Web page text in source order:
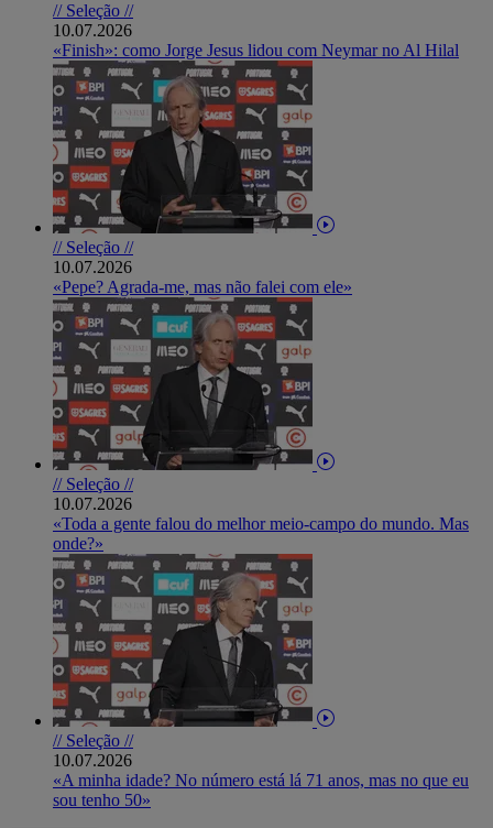
// Seleção //
10.07.2026
«Finish»: como Jorge Jesus lidou com Neymar no Al Hilal
// Seleção //
10.07.2026
«Pepe? Agrada-me, mas não falei com ele»
// Seleção //
10.07.2026
«Toda a gente falou do melhor meio-campo do mundo. Mas
onde?»
// Seleção //
10.07.2026
«A minha idade? No número está lá 71 anos, mas no que eu
sou tenho 50»